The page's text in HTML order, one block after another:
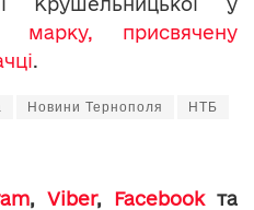
марку, присвячену
.
Новини Тернополя НТБ
, Viber, Facebookта